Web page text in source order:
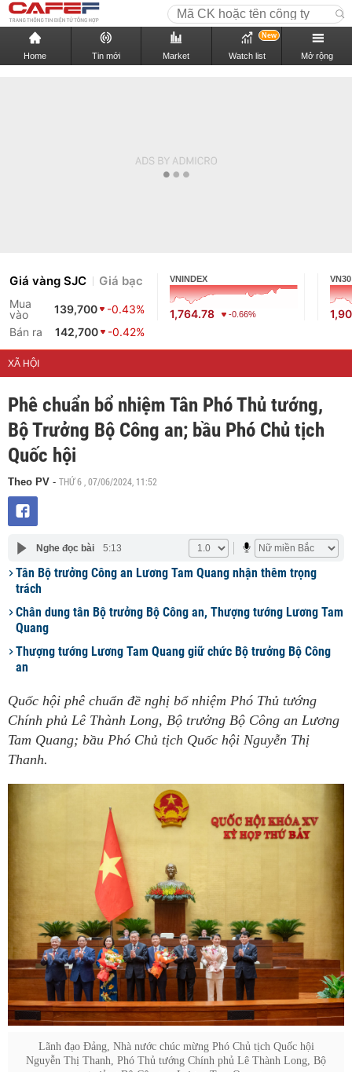
Home Tin mới Market Watch list
New
Mở rộng
Giá vàng SJC Giá bạc
Mua
vào
139,700
-0.43%
Bán ra
142,700 -0.42%
VNINDEX
1,764.78 -0.66%
VN30
XÃ HỘI
Phê chuẩn bổ nhiệm Tân Phó Thủ tướng,
Bộ Trưởng Bộ Công an; bầu Phó Chủ tịch
Quốc hội
Theo PV - THỨ 6 , 07/06/2024, 11:52
Nghe đọc bài 5:13
Tân Bộ trưởng Công an Lương Tam Quang nhận thêm trọng
trách
Chân dung tân Bộ trưởng Bộ Công an, Thượng tướng Lương Tam
Quang
Thượng tướng Lương Tam Quang giữ chức Bộ trưởng Bộ Công
an
Quốc hội phê chuẩn đề nghị bổ nhiệm Phó Thủ tướng
Chính phủ Lê Thành Long, Bộ trưởng Bộ Công an Lương
Tam Quang; bầu Phó Chủ tịch Quốc hội Nguyễn Thị
Thanh.
Lãnh đạo Đảng, Nhà nước chúc mừng Phó Chủ tịch Quốc hội
Nguyễn Thị Thanh, Phó Thủ tướng Chính phủ Lê Thành Long, Bộ